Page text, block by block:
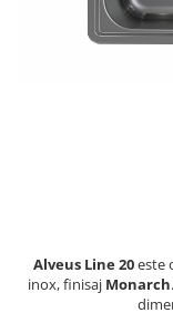
Alveus Line 20este
inox, finisaj Monarch